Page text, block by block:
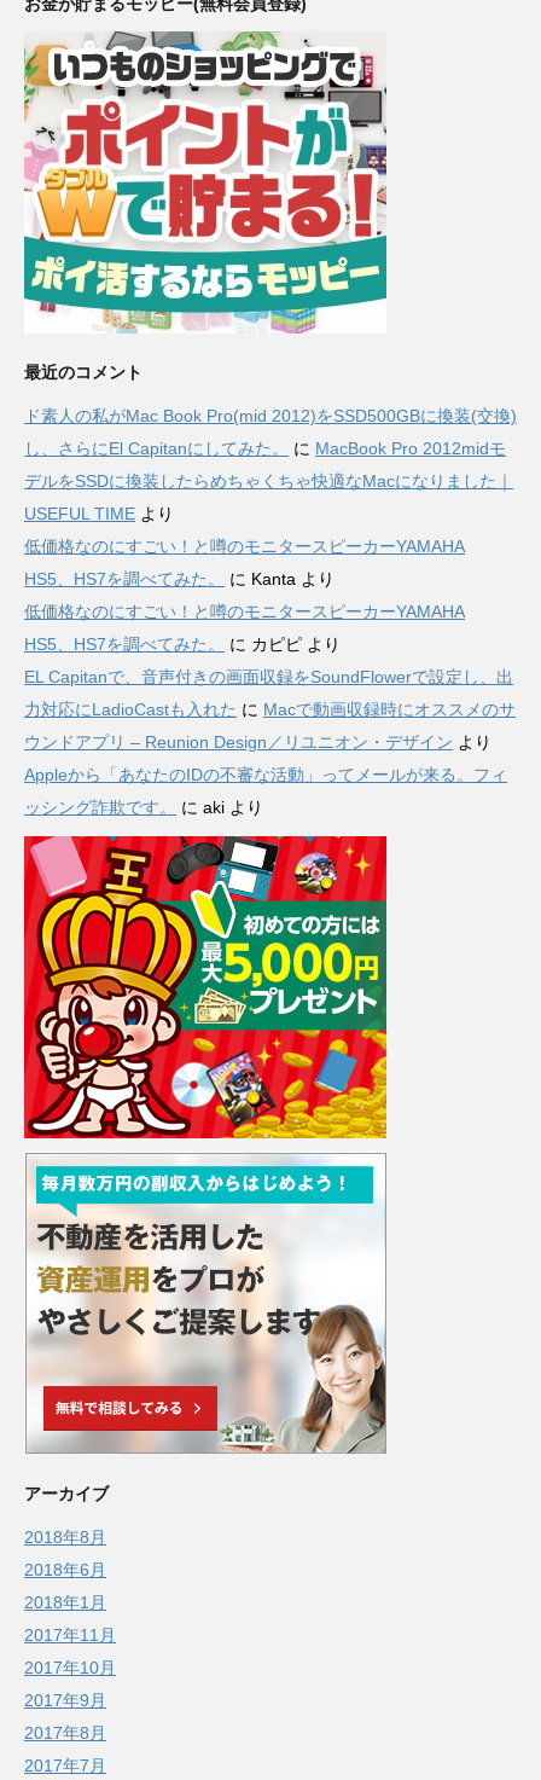
最近のコメント
ド素人の私がMac Book Pro(mid 2012)をSSD500GBに換装(交換)
し、さらにEl Capitanにしてみた。
に MacBook Pro 2012midモ
デルをSSDに換装したらめちゃくちゃ快適なMacになりました｜
USEFUL TIME より
低価格なのにすごい！と噂のモニタースピーカーYAMAHA
HS5、HS7を調べてみた。
に Kanta より
低価格なのにすごい！と噂のモニタースピーカーYAMAHA
HS5、HS7を調べてみた。
に カピピ より
EL Capitanで、音声付きの画面収録をSoundFlowerで設定し、出
力対応にLadioCastも入れた に Macで動画収録時にオススメのサ
ウンドアプリ – Reunion Design／リユニオン・デザイン より
Appleから「あなたのIDの不審な活動」ってメールが来る。フィ
ッシング詐欺です。
に aki より
アーカイブ
2018年8月
2018年6月
2018年1月
2017年11月
2017年10月
2017年9月
2017年8月
2017年7月